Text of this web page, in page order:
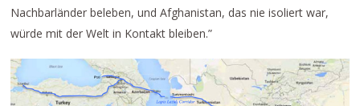
Nachbarländer beleben, und Afghanistan, das nie isoliert war,
würde mit der Welt in Kontakt bleiben.”